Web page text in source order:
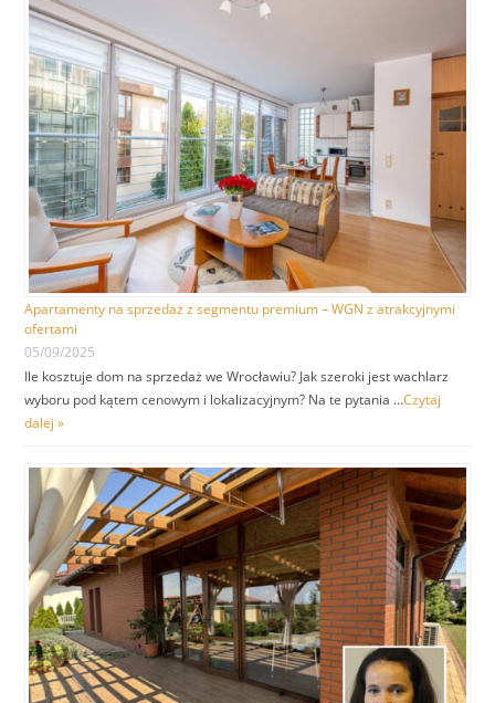
Apartamenty na sprzedaż z segmentu premium – WGN z atrakcyjnymi
ofertami
05/09/2025
Ile kosztuje dom na sprzedaż we Wrocławiu? Jak szeroki jest wachlarz
wyboru pod kątem cenowym i lokalizacyjnym? Na te pytania …Czytaj
dalej »